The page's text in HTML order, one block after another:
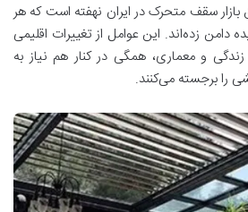
سقف متحرک در ایران نهفته است که هر
دامن زده‌اند. این عوامل از تغییرات اقلیمی
و معماری، همگی در کنار هم نیاز به
را برجسته می‌کنند.